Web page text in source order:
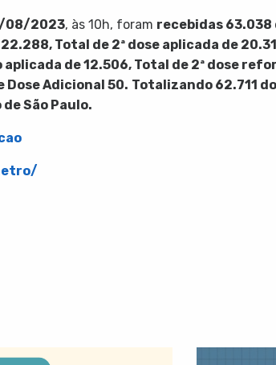
08/2023, às 10h, foram recebidas 63.038
22.288, Total de 2ª dose aplicada de
aplicada de 12.506, Total de 2ª dose
Dose Adicional 50. Totalizando 62.711
São Paulo.